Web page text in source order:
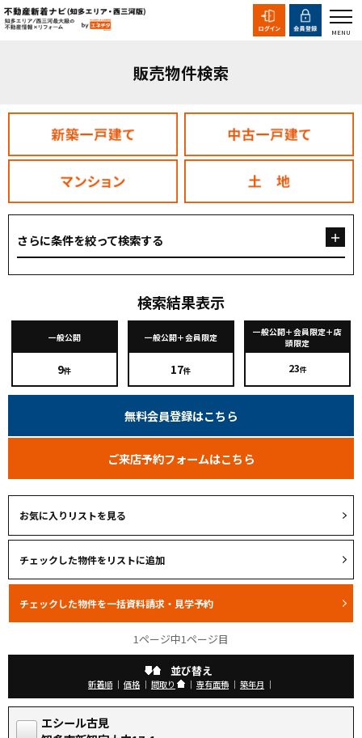
販売物件検索
さらに条件を絞って検索する
検索結果表示
一般公開
9件
一般公開＋会員限定
17件
一般公開＋会員限定＋店
頭限定
23件
無料会員登録はこちら
ご来店予約フォームはこちら
お気に入りリストを見る
1ページ中1ページ目
並び替え
新着順 ｜ 価格 ｜ 間取り ｜ 専有面積 ｜ 築年月 ｜
エシール古見